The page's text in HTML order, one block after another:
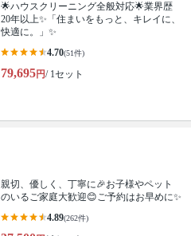
🌟ハウスクリーニング全般対応🌟業界歴
20年以上✨「住まいをもっと、キレイに、
快適に。」✨
4.70(51件)
79,695円/ 1セット
親切、優しく、丁寧に🎉お子様やペット
のいるご家庭大歓迎😊ご予約はお早めに✨
4.89(262件)